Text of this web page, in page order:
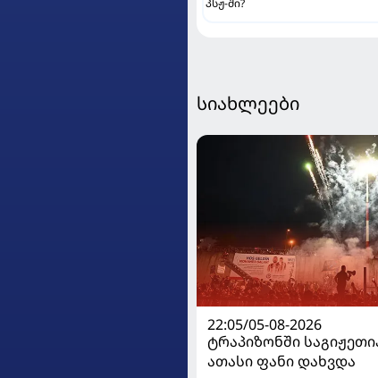
პსჟ-ში?
სიახლეები
22:05/05-08-2026
ტრაპიზონში
ათასი ფანი დახვდა